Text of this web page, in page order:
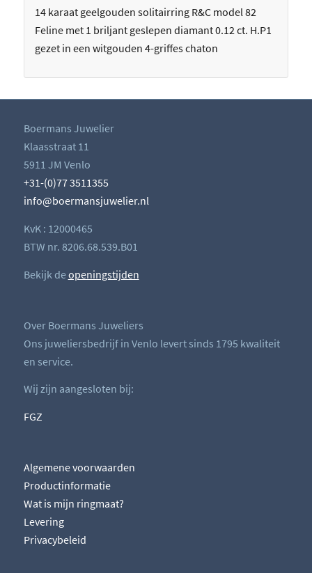
14 karaat geelgouden solitairring R&C model 82
Feline met 1 briljant geslepen diamant 0.12 ct. H.P1
gezet in een witgouden 4-griffes chaton
Boermans Juwelier
Klaasstraat 11
5911 JM Venlo
+31-(0)77 3511355
info@boermansjuwelier.nl
KvK : 12000465
BTW nr. 8206.68.539.B01
Bekijk deopeningstijden
Over Boermans Juweliers
Ons juweliersbedrijf in Venlo levert sinds 1795 kwaliteit
en service.
Wij zijn aangesloten bij:
FGZ
Algemene voorwaarden
Productinformatie
Wat is mijn ringmaat?
Levering
Privacybeleid